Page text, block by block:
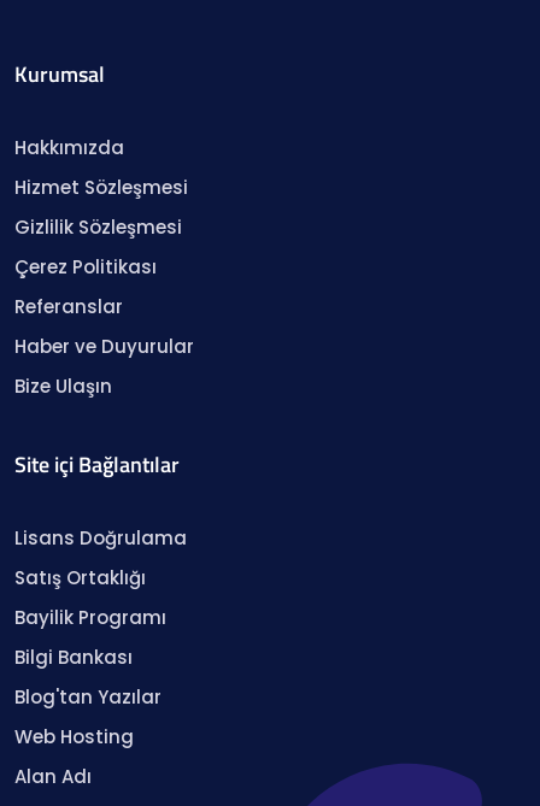
Kurumsal
Hakkımızda
Hizmet Sözleşmesi
Gizlilik Sözleşmesi
Çerez Politikası
Referanslar
Haber ve Duyurular
Bize Ulaşın
Site içi Bağlantılar
Lisans Doğrulama
Satış Ortaklığı
Bayilik Programı
Bilgi Bankası
Blog'tan Yazılar
Web Hosting
Alan Adı